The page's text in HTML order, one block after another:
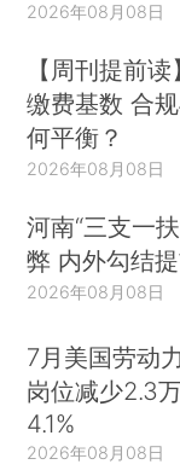
2026年08月08日
【周刊提前
缴费基数 合
何平衡？
2026年08月08日
河南“三支一
弊 内外勾结
2026年08月08日
7月美国劳动
岗位减少2.3
4.1%
2026年08月08日